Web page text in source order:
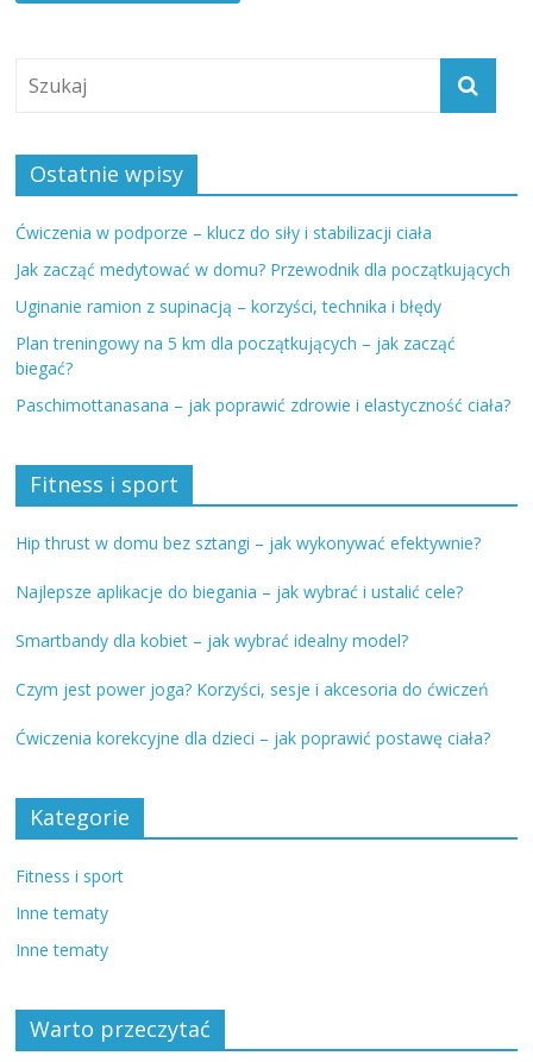
Ostatnie wpisy
Ćwiczenia w podporze – klucz do siły i stabilizacji ciała
Jak zacząć medytować w domu? Przewodnik dla początkujących
Uginanie ramion z supinacją – korzyści, technika i błędy
Plan treningowy na 5 km dla początkujących – jak zacząć
biegać?
Paschimottanasana – jak poprawić zdrowie i elastyczność ciała?
Fitness i sport
Hip thrust w domu bez sztangi – jak wykonywać efektywnie?
Najlepsze aplikacje do biegania – jak wybrać i ustalić cele?
Smartbandy dla kobiet – jak wybrać idealny model?
Czym jest power joga? Korzyści, sesje i akcesoria do ćwiczeń
Ćwiczenia korekcyjne dla dzieci – jak poprawić postawę ciała?
Kategorie
Fitness i sport
Inne tematy
Inne tematy
Warto przeczytać